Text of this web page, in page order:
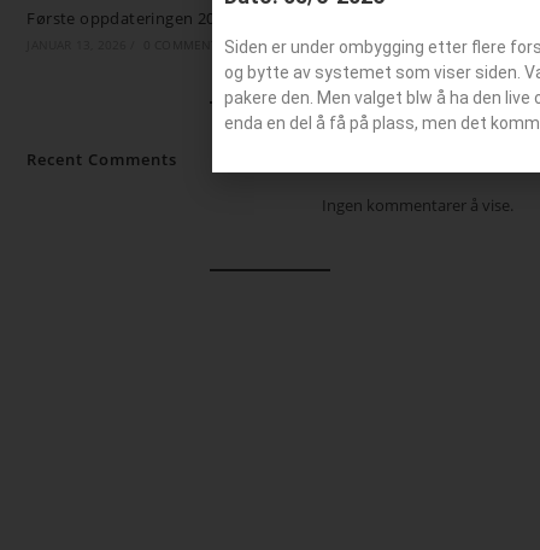
Første oppdateringen 2026
Recent Comments
Ingen kommentarer å vise.
Siden er under ombygging etter flere
og bytte av systemet som viser siden.
pakere den. Men valget blw å ha den live
enda en del å få på plass, men det